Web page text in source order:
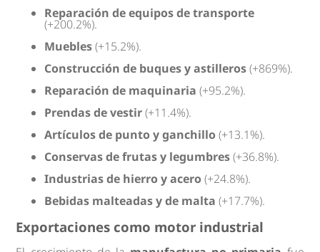
Reparación de equipos de transporte
(+200.2%).
Muebles(+15.2%).
Construcción de buques y astilleros(+869%).
Reparación de maquinaria (+95.2%).
Prendas de vestir(+11.4%).
Artículos de punto y ganchillo (+13.1%).
Conservas de frutas y legumbres(+36.8%).
Industrias de hierro y acero (+24.8%).
Bebidas malteadas y de malta (+17.7%).
Exportaciones como motor industrial